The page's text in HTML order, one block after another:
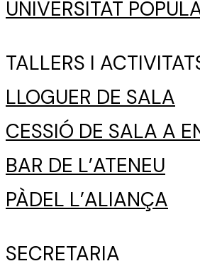
UNIVERSITAT
TALLERS I
LLOGUER DE SALA
CESSIÓ DE SALA A
BAR DE L’ATENEU
PÀDEL L’ALIANÇA
SECRETARIA